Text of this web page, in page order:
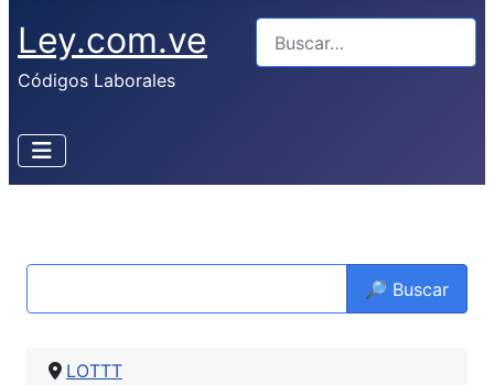
Ley.com.ve
Códigos Laborales
🔎 Buscar
LOTTT